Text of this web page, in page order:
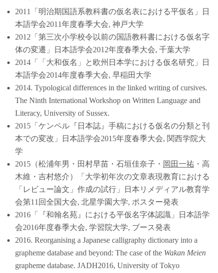
2011「明治期国語系教科書の仮名表における平仮名」日
本語学会2011年度春季大会, 神戸大学
2012「第三次小学校令以前の国語教科書における仮名字
体の変遷」日本語学会2012年度春季大会, 千葉大学
2014「「大和仮名」と欧州日本学における仮名研究」日
本語学会2014年度春季大会, 早稲田大学
2014. Typological differences in the linked writing of cursives.
The Ninth International Workshop on Written Language and
Literacy, University of Sussex.
2015「ケンペル『日本誌』手稿における仮名の分類と刊
本での変改」日本語学会2015年度春季大会, 関西学院大
学
2015（松浦年男・田村早苗・石垣佳奈子・ 岡田一祐・高
木維・吉村悠介）「大学初年次の文章表現教育における
「レビュー論文」作成の試行」日本リメディアル教育学
会第11回全国大会, 北星学園大学, ポスター発表
2016「『和翰名苑』における平仮名字体認識」日本語学
会2016年度春季大会, 学習院大学, ブース発表
2016. Reorganising a Japanese calligraphy dictionary into a
grapheme database and beyond: The case of the Wakan Meien
grapheme database. JADH2016, University of Tokyo